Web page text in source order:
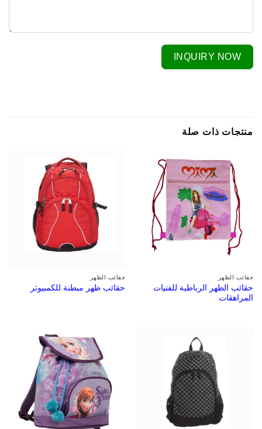
INQUIRY NOW
منتجات ذات صلة
حقائب الظهر
حقائب الظهر الرباطية للفتيات
المراهقات
حقائب الظهر
حقائب ظهر مبطنة للكمبيوتر